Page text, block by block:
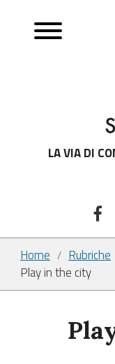
LA VIA DI
Home / Rubriche
Play in the city